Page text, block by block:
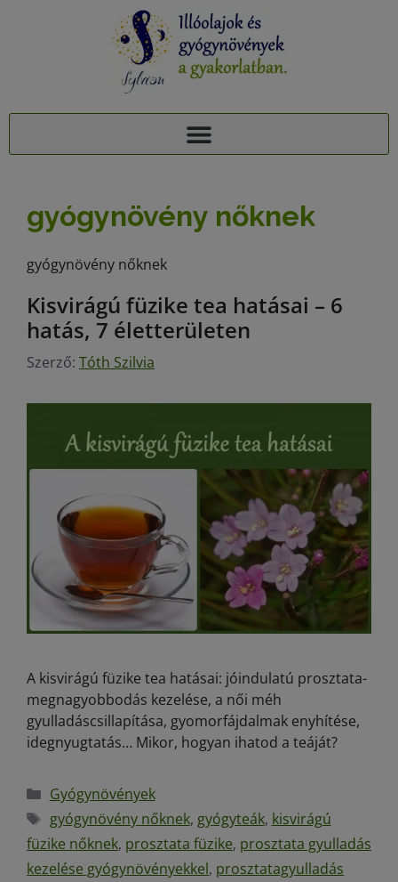
gyógynövény nőknek
gyógynövény nőknek
Kisvirágú füzike tea hatásai – 6
hatás, 7 életterületen
Szerző: Tóth Szilvia
A kisvirágú füzike tea hatásai: jóindulatú prosztata-
megnagyobbodás kezelése, a női méh
gyulladáscsillapítása, gyomorfájdalmak enyhítése,
idegnyugtatás… Mikor, hogyan ihatod a teáját?
Gyógynövények
gyógynövény nőknek, gyógyteák, kisvirágú
füzike nőknek, prosztata füzike, prosztata gyulladás
kezelése gyógynövényekkel, prosztatagyulladás